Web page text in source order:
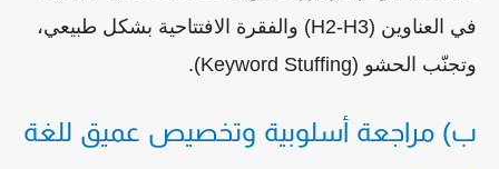
في العناوين (H2-H3) والفقرة الافتتاحية بشكل طبيعي،
وتجنّب الحشو (Keyword Stuffing).
ب) مراجعة أسلوبية وتخصيص عميق للغة